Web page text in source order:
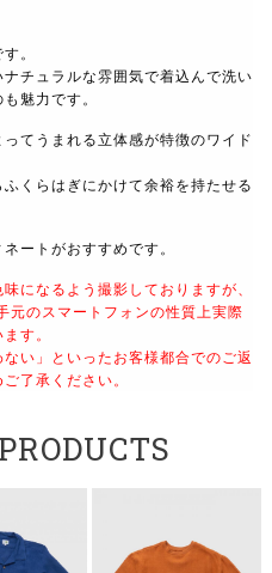
。
チュラルな雰囲気で着込んで洗い
魅力です。
てうまれる立体感が特徴のワイド
くらはぎにかけて余裕を持たせる
ートがおすすめです。
になるよう撮影しておりますが、
元のスマートフォンの性質上実際
す。
い」といったお客様都合でのご返
了承ください。